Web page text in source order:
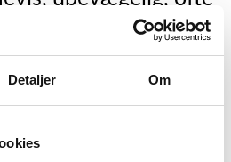
Detaljer Om
en forhekset, mens
Netop, stønnede.”
for at være en af de største